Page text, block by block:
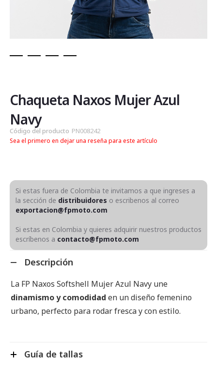
de
la
galería
de
imágenes
Chaqueta Naxos Mujer Azul
Navy
Código del producto PN008242
Sea el primero en dejar una reseña para este artículo
Si estas fuera de Colombia te invitamos a que ingreses a
la sección de distribuidores o escribenos al correo
exportacion@fpmoto.com
Si estas en Colombia y quieres adquirir nuestros productos
escríbenos a contacto@fpmoto.com
Descripción
La FP Naxos Softshell Mujer Azul Navy une
dinamismo y comodidad en un diseño femenino
urbano, perfecto para rodar fresca y con estilo.
Guía de tallas